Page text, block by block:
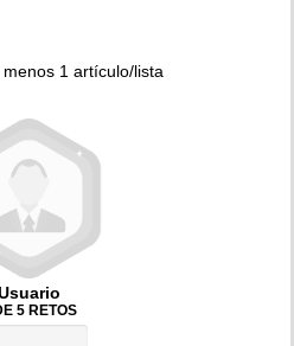
1 artículo/lista
5 RETOS